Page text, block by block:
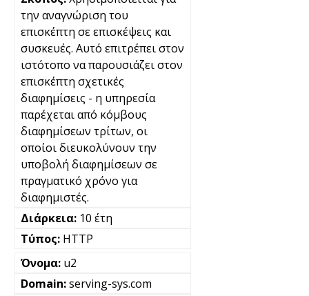
την αναγνώριση του
επισκέπτη σε επισκέψεις και
συσκευές. Αυτό επιτρέπει στον
ιστότοπο να παρουσιάζει στον
επισκέπτη σχετικές
διαφημίσεις - η υπηρεσία
παρέχεται από κόμβους
διαφημίσεων τρίτων, οι
οποίοι διευκολύνουν την
υποβολή διαφημίσεων σε
πραγματικό χρόνο για
διαφημιστές.
10 έτη
HTTP
u2
serving-sys.com